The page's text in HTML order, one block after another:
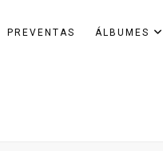
PREVENTAS ÁLBUMES